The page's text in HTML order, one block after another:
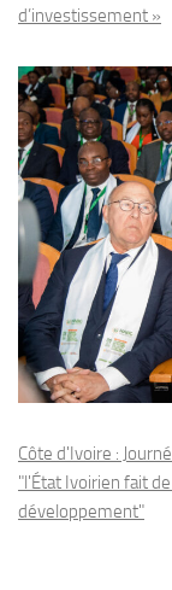
d’investissement »
Côte d'Ivoire :
"l'État Ivoirien fait
développement"